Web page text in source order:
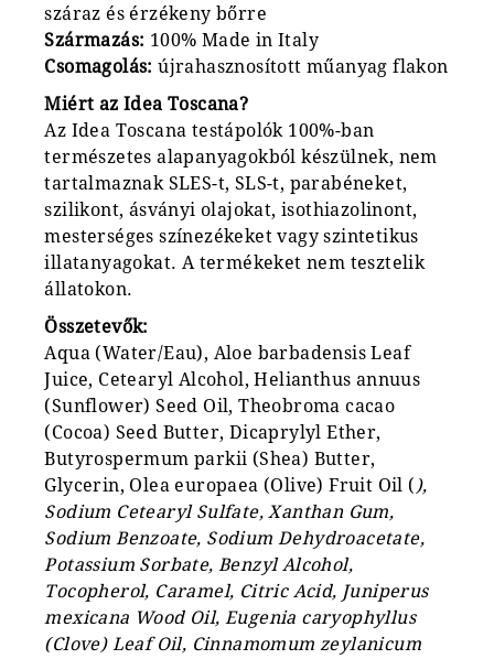
száraz és érzékeny bőrre
Származás: 100% Made in Italy
Csomagolás: újrahasznosított műanyag flakon
Miért az Idea Toscana?
Az Idea Toscana testápolók 100%-ban
természetes alapanyagokból készülnek, nem
tartalmaznak SLES-t, SLS-t, parabéneket,
szilikont, ásványi olajokat, isothiazolinont,
mesterséges színezékeket vagy szintetikus
illatanyagokat. A termékeket nem tesztelik
állatokon.
Összetevők:
Aqua (Water/Eau), Aloe barbadensis Leaf
Juice, Cetearyl Alcohol, Helianthus annuus
(Sunflower) Seed Oil, Theobroma cacao
(Cocoa) Seed Butter, Dicaprylyl Ether,
Butyrospermum parkii (Shea) Butter,
Glycerin, Olea europaea (Olive) Fruit Oil ( ),
Sodium Cetearyl Sulfate, Xanthan Gum,
Sodium Benzoate, Sodium Dehydroacetate,
Potassium Sorbate, Benzyl Alcohol,
Tocopherol, Caramel, Citric Acid, Juniperus
mexicana Wood Oil, Eugenia caryophyllus
(Clove) Leaf Oil, Cinnamomum zeylanicum